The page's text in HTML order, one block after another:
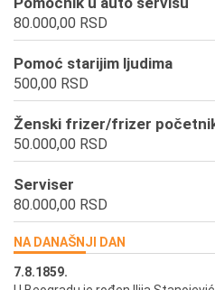
80.000,00 RSD
Pomoć starijim ljudima
500,00 RSD
Ženski frizer/frizer
50.000,00 RSD
Serviser
80.000,00 RSD
NA DANAŠNJI DAN
7.8.1859.